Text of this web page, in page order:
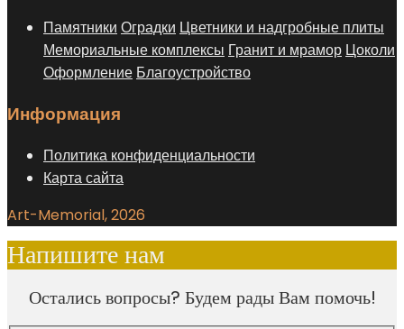
Памятники Оградки Цветники и надгробные плиты
Мемориальные комплексы Гранит и мрамор Цоколи
Оформление Благоустройство
Информация
Политика конфиденциальности
Карта сайта
Art-Memorial, 2026
Напишите нам
Остались вопросы? Будем рады Вам помочь!